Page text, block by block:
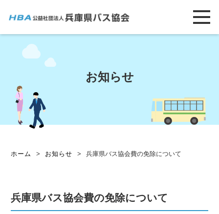
お知らせ
ホーム > お知らせ > 兵庫県バス協会費の免除について
兵庫県バス協会費の免除について